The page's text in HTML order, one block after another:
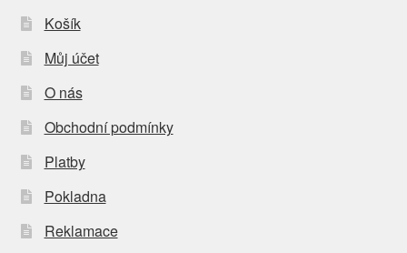
Košík
Můj účet
O nás
Obchodní podmínky
Platby
Pokladna
Reklamace